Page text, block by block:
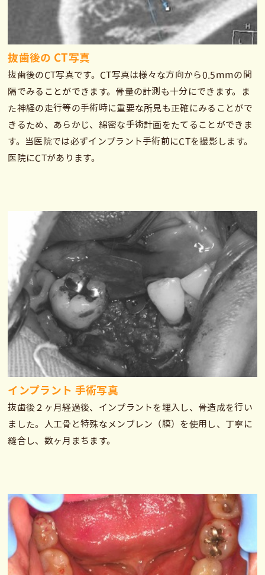
抜歯後の CT写真
抜歯後のCT写真です。CT写真は様々な方向から0.5mmの間
隔でみることができます。骨量の計測も十分にできます。ま
た神経の走行等の手術時に重要な所見も正確にみることがで
きるため、あらかじ、綿密な手術計画をたてることができま
す。当医院では必ずインプラント手術前にCTを撮影します。
医院にCTがあります。
インプラント 手術写真
抜歯後２ヶ月経過後、インプラントを埋入し、骨造成を行い
ました。人工骨と特殊なメンブレン（膜）を使用し、丁寧に
縫合し、数ヶ月まちます。